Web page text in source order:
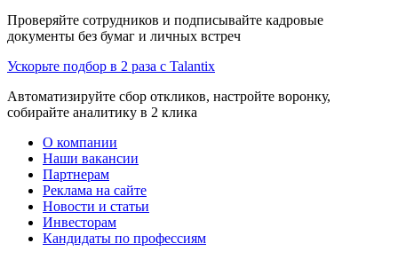
Проверяйте сотрудников и подписывайте кадровые
документы без бумаг и личных встреч
Ускорьте подбор в 2 раза с Talantix
Автоматизируйте сбор откликов, настройте воронку,
собирайте аналитику в 2 клика
О компании
Наши вакансии
Партнерам
Реклама на сайте
Новости и статьи
Инвесторам
Кандидаты по профессиям